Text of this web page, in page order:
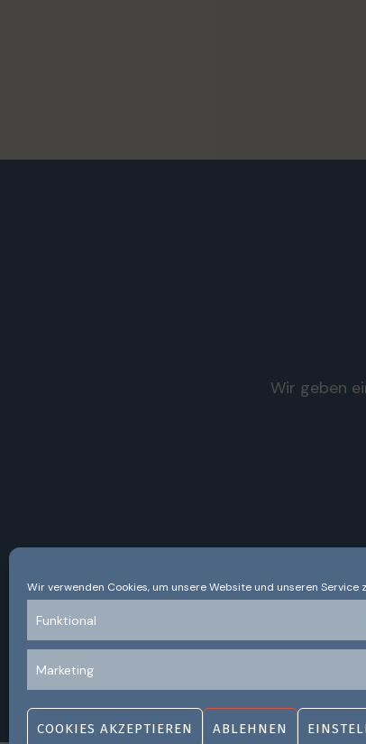
Wir verwenden Cookies, um unsere Website und unseren Service
Funktional
Marketing
COOKIES AKZEPTIEREN ABLEHNEN
Wir geben